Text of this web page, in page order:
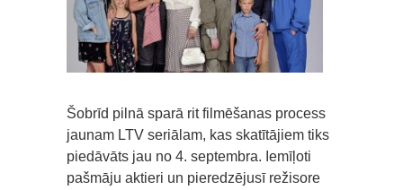
Šobrīd pilnā sparā rit filmēšanas process
jaunam LTV seriālam, kas skatītājiem tiks
piedāvāts jau no 4. septembra. Iemīļoti
pašmāju aktieri un pieredzējusī režisore